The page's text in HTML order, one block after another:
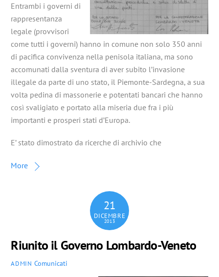
Entrambi i governi di
rappresentanza
legale (provvisori
come tutti i governi) hanno in comune non solo 350 anni
di pacifica convivenza nella penisola italiana, ma sono
accomunati dalla sventura di aver subito l’invasione
illegale da parte di uno stato, il Piemonte-Sardegna, a sua
volta pedina di massonerie e potentati bancari che hanno
così svaligiato e portato alla miseria due fra i più
importanti e prosperi stati d’Europa.
E’ stato dimostrato da ricerche di archivio che
More
21
DICEMBRE
2013
Riunito il Governo Lombardo-Veneto
ADMIN Comunicati